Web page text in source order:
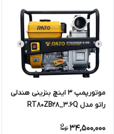
موتورپمپ 3 اینچ بنزینی هندلی
راتو مدل RT80ZB28_3.6Q
34,500,000